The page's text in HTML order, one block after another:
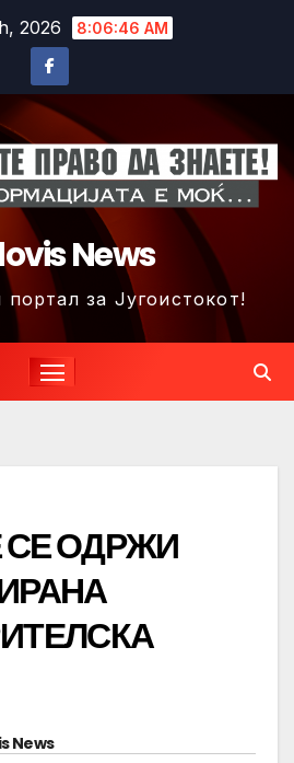
2026 8:06:48 AM
News
за Југоистокот!
СЕ ОДРЖИ
News